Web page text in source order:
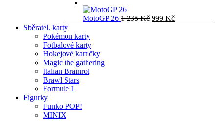
MotoGP 26 1 235Kč Původní
999 KčAktuální
Sběratel. karty
Pokémon karty
Fotbalové karty
Hokejové kartičky
Magic the gathering
Italian Brainrot
Brawl Stars
Formule 1
Figurky
Funko POP!
MINIX